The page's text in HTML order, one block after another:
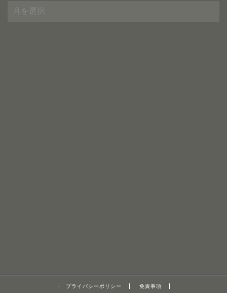
ー
プライバシーポリシー 免責事項